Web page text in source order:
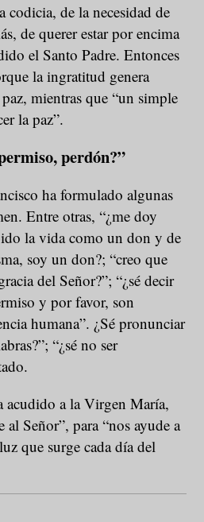
codicia, de la necesidad de
de querer estar por encima
el Santo Padre. Entonces
la ingratitud genera
mientras que “un simple
la paz”.
perdón?”
ha formulado algunas
Entre otras, “¿me doy
la vida como un don y de
soy un don?; “creo que
del Señor?”; “¿sé decir
y por favor, son
humana”. ¿Sé pronunciar
“¿sé no ser
acudido a la Virgen María,
al Señor”, para “nos ayude a
que surge cada día del